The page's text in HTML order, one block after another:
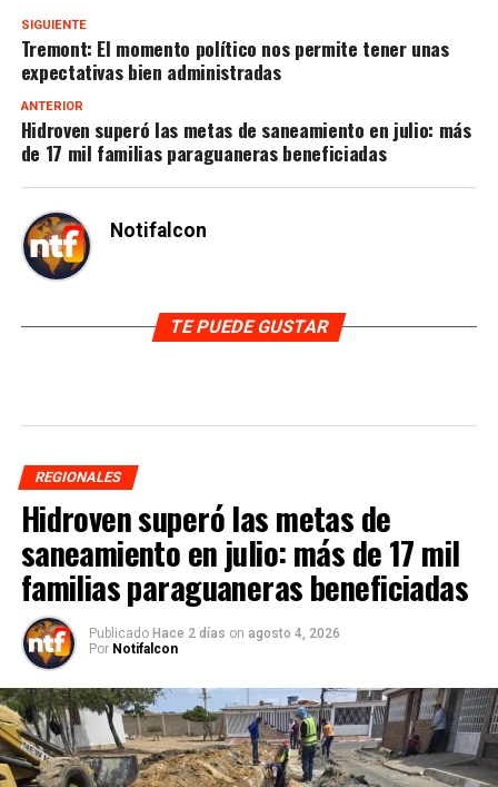
SIGUIENTE
Tremont: El momento político nos permite tener unas
expectativas bien administradas
ANTERIOR
Hidroven superó las metas de saneamiento en julio: más
de 17 mil familias paraguaneras beneficiadas
Notifalcon
TE PUEDE GUSTAR
REGIONALES
Hidroven superó las metas de
saneamiento en julio: más de 17 mil
familias paraguaneras beneficiadas
Publicado Hace 2 días on agosto 4, 2026
Por Notifalcon